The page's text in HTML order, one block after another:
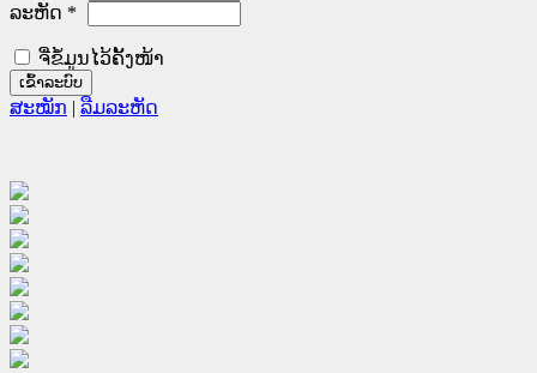
ລະຫັດ *
ຈື່ຂໍ້ມູນໄວ້ຄັ້ງໜ້າ
ສະໝັກ | ລືມລະຫັດ